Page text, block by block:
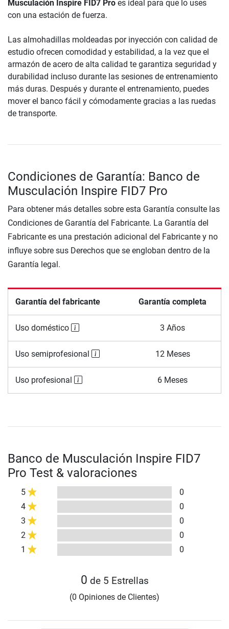
Musculación Inspire FID7 Pro es ideal para que lo uses
con una estación de fuerza.
Las almohadillas moldeadas por inyección con calidad de
estudio ofrecen comodidad y estabilidad, a la vez que el
armazón de acero de alta calidad te garantiza seguridad y
durabilidad incluso durante las sesiones de entrenamiento
más duras. Después y durante el entrenamiento, puedes
mover el banco fácil y cómodamente gracias a las ruedas
de transporte.
Condiciones de Garantía: Banco de
Musculación Inspire FID7 Pro
Para obtener más detalles sobre esta Garantía consulte las
Condiciones de Garantía del Fabricante. La Garantía del
Fabricante es una prestación adicional del Fabricante y no
influye sobre sus Derechos que se engloban dentro de la
Garantía legal.
Garantía del fabricante Garantía completa
Uso doméstico 3 Años
Uso semiprofesional 12 Meses
Uso profesional 6 Meses
Banco de Musculación Inspire FID7
Pro Test & valoraciones
5
0
4
0
3
0
2
0
1
0
0 de 5 Estrellas
(0 Opiniones de Clientes)